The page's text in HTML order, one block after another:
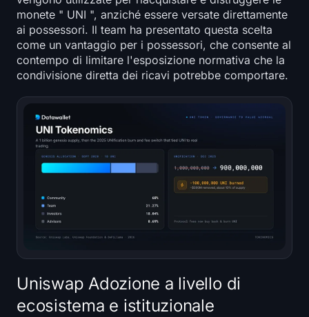
monete " UNI ", anziché essere versate direttamente
ai possessori. Il team ha presentato questa scelta
come un vantaggio per i possessori, che consente al
contempo di limitare l'esposizione normativa che la
condivisione diretta dei ricavi potrebbe comportare.
Uniswap Adozione a livello di
ecosistema e istituzionale